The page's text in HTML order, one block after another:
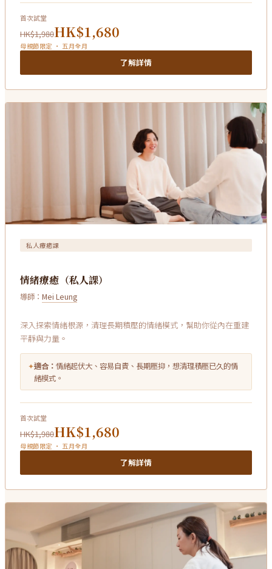
首次試堂
HK$1,980HK$1,680
母親節限定 · 五月全月
了解詳情
私人療癒課
情緒療癒（私人課）
導師： Mei Leung
深入探索情緒根源，清理長期積壓的情緒模式，幫助你從內在重建
平靜與力量。
✦適合： 情緒起伏大、容易自責、長期壓抑，想清理積壓已久的情
緒模式。
首次試堂
HK$1,980HK$1,680
母親節限定 · 五月全月
了解詳情